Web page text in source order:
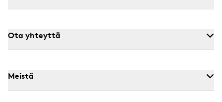
Ota yhteyttä
Meistä